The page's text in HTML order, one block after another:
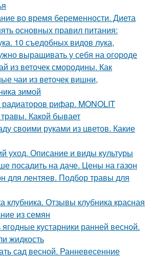
во время беременности. Диета
основных правил питания:
10 съедобных видов лука,
выращивать у себя на огороде
из веточек смородины. Как
чаи из веточек вишни,
зимой
радиаторов рифар. MONOLIT
Какой бывает
своими руками из цветов. Какие
уход. Описание и виды культуры
посадить на даче. Цены на газон
для лентяев. Подбор травы для
клубника. Отзывы клубника красная
из семян
кустарники ранней весной.
жидкость
сад весной. Ранневесенние